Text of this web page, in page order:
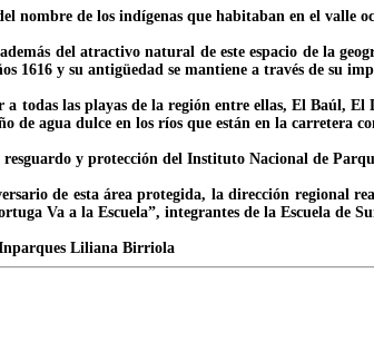
nombre de los indígenas que habitaban en el valle
del atractivo natural de este espacio de la
1616 y su antigüedad se mantiene a través de su
a todas las playas de la región entre ellas, El Baúl,
de agua dulce en los ríos que están en la carretera
y protección del Instituto Nacional de
de esta área protegida, la dirección regional
Va a la Escuela”, integrantes de la Escuela de
Liliana Birriola